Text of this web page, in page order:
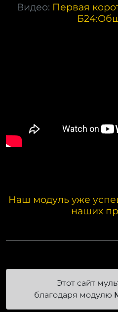
Видео: Первая
Наш модуль уже
наших
Этот сайт
благодаря модулю